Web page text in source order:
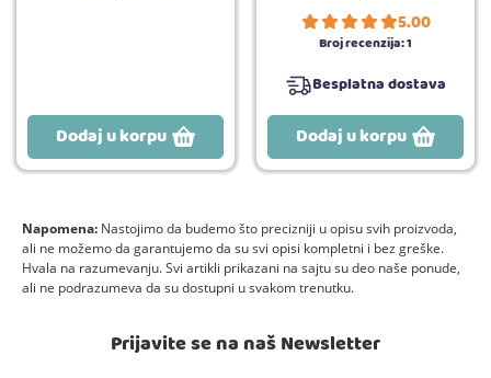
Dodaj u korpu
5.00
Broj recenzija:1
Besplatna dostava
Dodaj u korpu
Napomena: Nastojimo da budemo što precizniji u opisu svih proizvoda,
ali ne možemo da garantujemo da su svi opisi kompletni i bez greške.
Hvala na razumevanju. Svi artikli prikazani na sajtu su deo naše ponude,
ali ne podrazumeva da su dostupni u svakom trenutku.
Prijavite se na naš Newsletter